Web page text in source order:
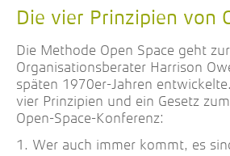
Die vier Prinzipien von
Die Methode Open Space geht
Organisationsberater Harrison
späten 1970er-Jahren
vier Prinzipien und ein Gesetz
Open-Space-Konferenz:
Wer auch immer kommt, es